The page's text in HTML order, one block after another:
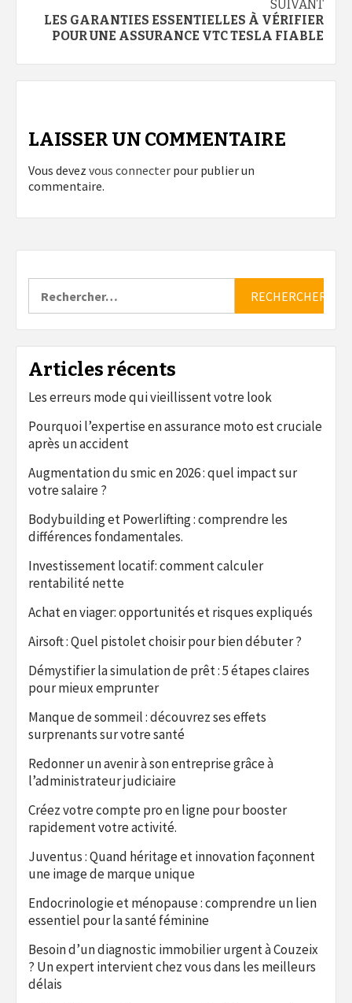
SUIVANT
LES GARANTIES ESSENTIELLES À VÉRIFIER
POUR UNE ASSURANCE VTC TESLA FIABLE
LAISSER UN COMMENTAIRE
Vous devez vous connecter pour publier un
commentaire.
Articles récents
Les erreurs mode qui vieillissent votre look
Pourquoi l’expertise en assurance moto est cruciale
après un accident
Augmentation du smic en 2026 : quel impact sur
votre salaire ?
Bodybuilding et Powerlifting : comprendre les
différences fondamentales.
Investissement locatif: comment calculer
rentabilité nette
Achat en viager: opportunités et risques expliqués
Airsoft : Quel pistolet choisir pour bien débuter ?
Démystifier la simulation de prêt : 5 étapes claires
pour mieux emprunter
Manque de sommeil : découvrez ses effets
surprenants sur votre santé
Redonner un avenir à son entreprise grâce à
l’administrateur judiciaire
Créez votre compte pro en ligne pour booster
rapidement votre activité.
Juventus : Quand héritage et innovation façonnent
une image de marque unique
Endocrinologie et ménopause : comprendre un lien
essentiel pour la santé féminine
Besoin d’un diagnostic immobilier urgent à Couzeix
? Un expert intervient chez vous dans les meilleurs
délais